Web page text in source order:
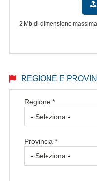
2 Mb di dimensione
REGIONE E
Regione *
Provincia *